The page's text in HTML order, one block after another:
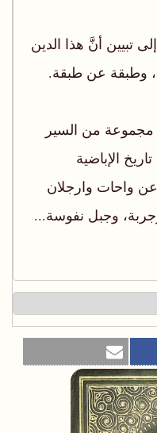
تبيين أنَّ هذا الدين
وطبقة عن طبقة.
مجموعة من السير
الإباضية
واحات وارجلان
وجبل نفوسة...